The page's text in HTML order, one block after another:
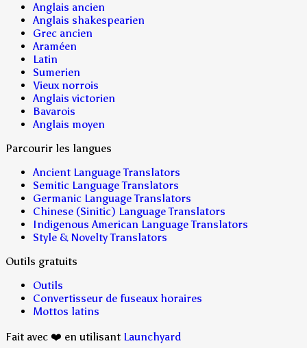
Anglais ancien
Anglais shakespearien
Grec ancien
Araméen
Latin
Sumerien
Vieux norrois
Anglais victorien
Bavarois
Anglais moyen
Parcourir les langues
Ancient Language Translators
Semitic Language Translators
Germanic Language Translators
Chinese (Sinitic) Language Translators
Indigenous American Language Translators
Style & Novelty Translators
Outils gratuits
Outils
Convertisseur de fuseaux horaires
Mottos latins
Fait avec ❤️ en utilisant Launchyard